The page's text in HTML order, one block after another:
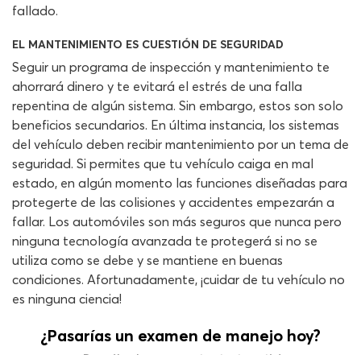
fallado.
EL MANTENIMIENTO ES CUESTIÓN DE SEGURIDAD
Seguir un programa de inspección y mantenimiento te
ahorrará dinero y te evitará el estrés de una falla
repentina de algún sistema. Sin embargo, estos son solo
beneficios secundarios. En última instancia, los sistemas
del vehículo deben recibir mantenimiento por un tema de
seguridad. Si permites que tu vehículo caiga en mal
estado, en algún momento las funciones diseñadas para
protegerte de las colisiones y accidentes empezarán a
fallar. Los automóviles son más seguros que nunca pero
ninguna tecnología avanzada te protegerá si no se
utiliza como se debe y se mantiene en buenas
condiciones. Afortunadamente, ¡cuidar de tu vehículo no
es ninguna ciencia!
¿Pasarías un examen de manejo hoy?